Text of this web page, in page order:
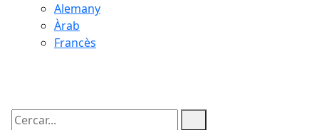
Alemany
Àrab
Francès